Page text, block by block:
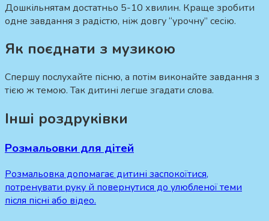
Дошкільнятам достатньо 5-10 хвилин. Краще зробити
одне завдання з радістю, ніж довгу “урочну” сесію.
Як поєднати з музикою
Спершу послухайте пісню, а потім виконайте завдання з
тією ж темою. Так дитині легше згадати слова.
Інші роздруківки
Розмальовки для дітей
Розмальовка допомагає дитині заспокоїтися,
потренувати руку й повернутися до улюбленої теми
після пісні або відео.